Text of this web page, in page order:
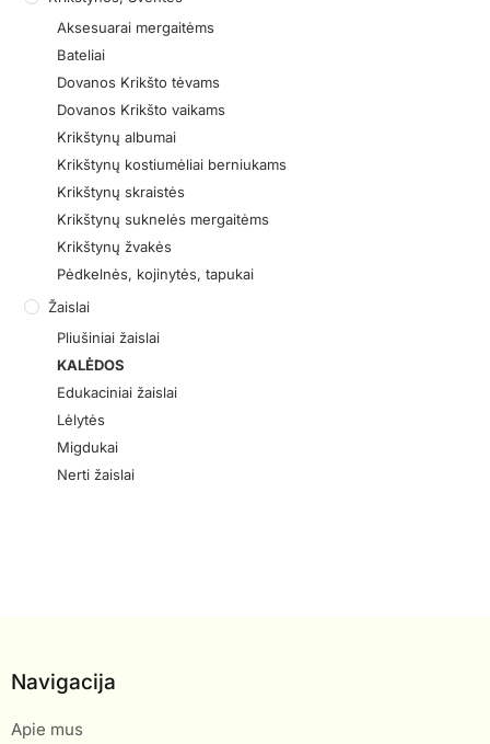
Aksesuarai mergaitėms
Bateliai
Dovanos Krikšto tėvams
Dovanos Krikšto vaikams
Krikštynų albumai
Krikštynų kostiumėliai berniukams
Krikštynų skraistės
Krikštynų suknelės mergaitėms
Krikštynų žvakės
Pėdkelnės, kojinytės, tapukai
Žaislai
Pliušiniai žaislai
KALĖDOS
Edukaciniai žaislai
Lėlytės
Migdukai
Nerti žaislai
Navigacija
Apie mus